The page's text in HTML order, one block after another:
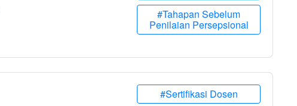
#Tahapan Sebelum
Penilaian Persepsional
#Sertifikasi Dosen